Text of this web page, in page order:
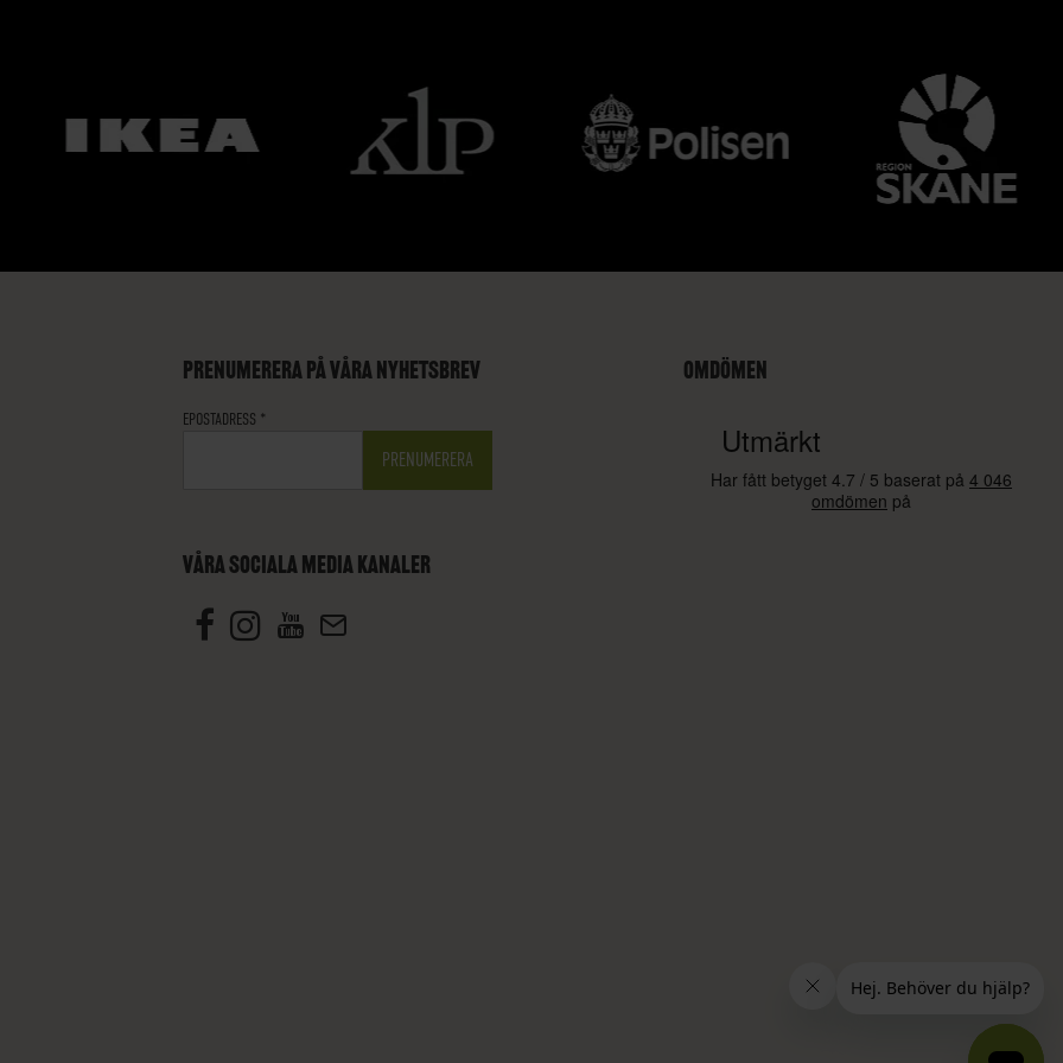
PRENUMERERA PÅ VÅRA NYHETSBREV
EPOSTADRESS *
VÅRA SOCIALA MEDIA KANALER
OMDÖMEN